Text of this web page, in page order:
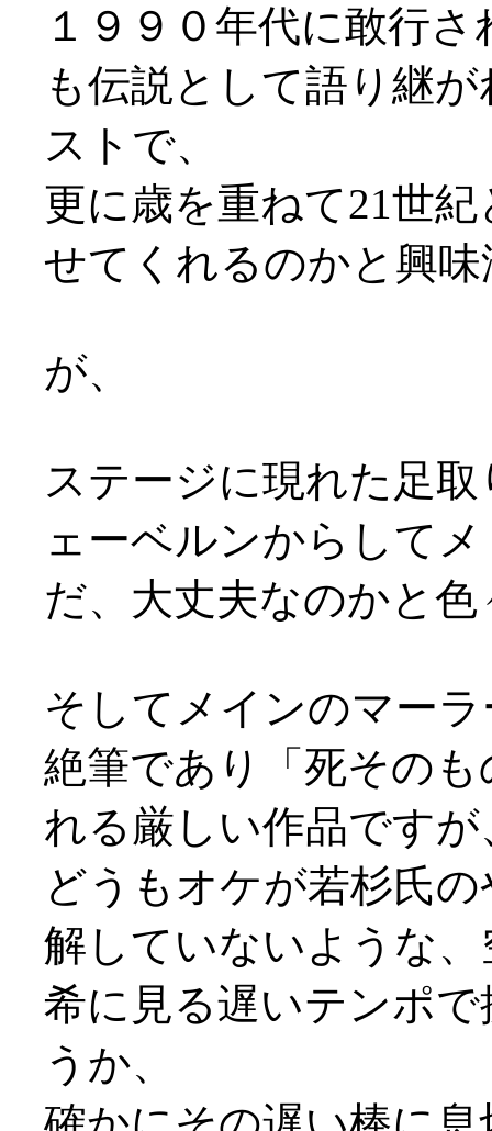
１９９０年代に敢行
も伝説として語り継
ストで、
更に歳を重ねて21世
せてくれるのかと興味
が、
ステージに現れた足
ェーベルンからして
だ、大丈夫なのかと
そしてメインのマーラ
絶筆であり「死その
れる厳しい作品ですが
どうもオケが若杉氏
解していないような
希に見る遅いテンポ
うか、